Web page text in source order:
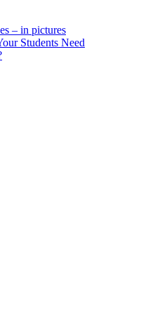
– in pictures
Students Need